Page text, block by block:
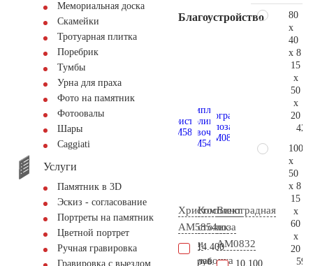
Мемориальная доска
Скамейки
Тротуарная плитка
Поребрик
Тумбы
Урна для праха
Фото на памятник
Фотоовалы
Шары
Сaggiati
Услуги
Памятник в 3D
Эскиз - согласование
Портреты на памятник
Цветной портрет
Ручная гравировка
Гравировка с выездом
Благоустройство
Христос
AM5854
14.400
руб.
Комплект
столик
и
лавочка
Виноградная
лоза
AM0832
10.100
80
x
40
x 8
15
x
50
x
20
100
x
50
x 8
15
x
60
x
20